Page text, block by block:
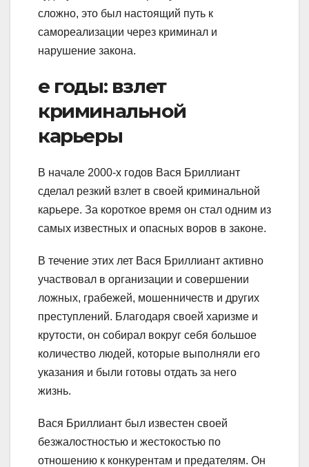
сложно, это был настоящий путь к
самореализации через криминал и
нарушение закона.
е годы: взлет
криминальной
карьеры
В начале 2000-х годов Вася Бриллиант
сделал резкий взлет в своей криминальной
карьере. За короткое время он стал одним из
самых известных и опасных воров в законе.
В течение этих лет Вася Бриллиант активно
участвовал в организации и совершении
ложных, грабежей, мошенничеств и других
преступлений. Благодаря своей харизме и
крутости, он собирал вокруг себя большое
количество людей, которые выполняли его
указания и были готовы отдать за него
жизнь.
Вася Бриллиант был известен своей
безжалостностью и жестокостью по
отношению к конкурентам и предателям. Он